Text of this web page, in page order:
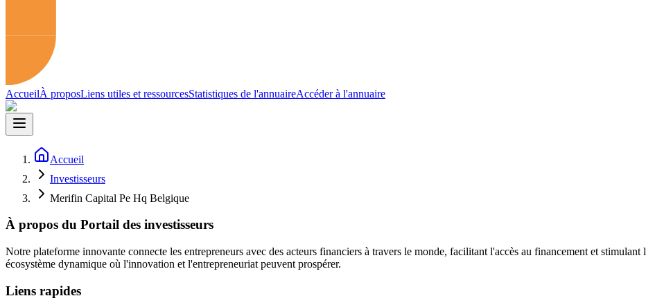
AccueilÀ proposLiens utiles et ressourcesStatistiques de l'annuaireAccéder à l'annuaire
Accueil
Investisseurs
Merifin Capital Pe Hq Belgique
À propos du Portail des investisseurs
Notre plateforme innovante connecte les entrepreneurs avec des acteurs financiers à travers le monde, facilitant l'accès au financement et
écosystème dynamique où l'innovation et l'entrepreneuriat peuvent prospérer.
Liens rapides